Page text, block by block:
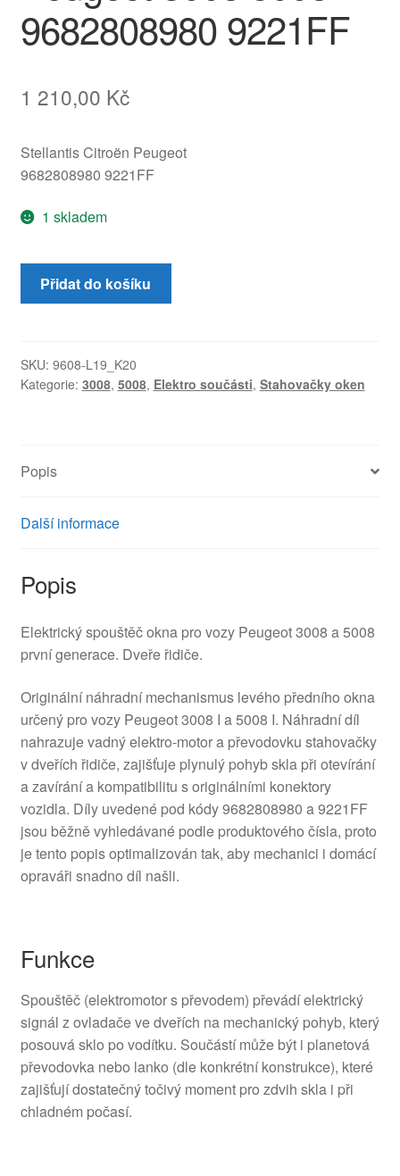
9682808980 9221FF
1 210,00 Kč
Stellantis Citroën Peugeot
9682808980 9221FF
1 skladem
Mechanismus
levého
Peugeot
3008
množství
Přidat do košíku
SKU: 9608-L19_K20
Kategorie: 3008, 5008, Elektro součásti, Stahovačky oken
Popis
Další informace
Popis
Elektrický spouštěč okna pro vozy Peugeot 3008 a 5008
první generace. Dveře řidiče.
Originální náhradní mechanismus levého předního okna
určený pro vozy Peugeot 3008 I a 5008 I. Náhradní díl
nahrazuje vadný elektro-motor a převodovku stahovačky
v dveřích řidiče, zajišťuje plynulý pohyb skla při otevírání
a zavírání a kompatibilitu s originálními konektory
vozidla. Díly uvedené pod kódy 9682808980 a 9221FF
jsou běžně vyhledávané podle produktového čísla, proto
je tento popis optimalizován tak, aby mechanici i domácí
opraváři snadno díl našli.
Funkce
Spouštěč (elektromotor s převodem) převádí elektrický
signál z ovladače ve dveřích na mechanický pohyb, který
posouvá sklo po vodítku. Součástí může být i planetová
převodovka nebo lanko (dle konkrétní konstrukce), které
zajišťují dostatečný točivý moment pro zdvih skla i při
chladném počasí.